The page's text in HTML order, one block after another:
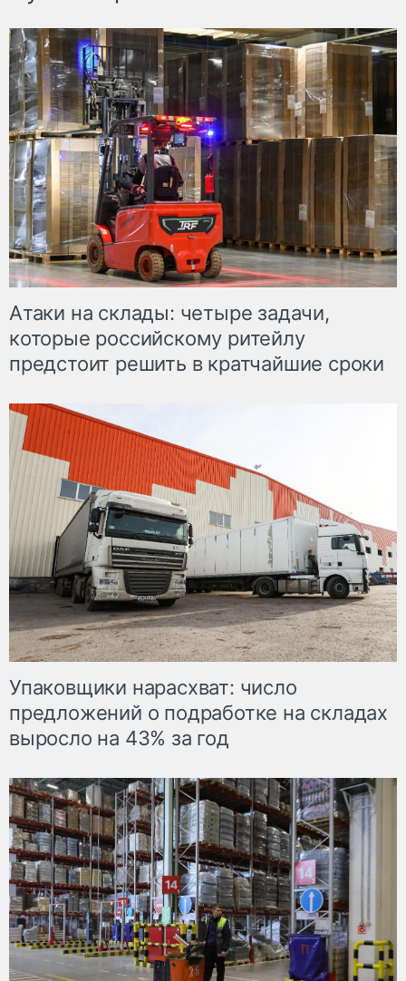
Атаки на склады: четыре задачи,
которые российскому ритейлу
предстоит решить в кратчайшие сроки
Упаковщики нарасхват: число
предложений о подработке на складах
выросло на 43% за год